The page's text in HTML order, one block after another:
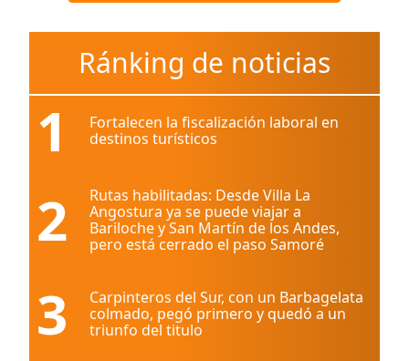
Ránking de noticias
1
Fortalecen la fiscalización laboral en
destinos turísticos
2
Rutas habilitadas: Desde Villa La
Angostura ya se puede viajar a
Bariloche y San Martín de los Andes,
pero está cerrado el paso Samoré
3
Carpinteros del Sur, con un Barbagelata
colmado, pegó primero y quedó a un
triunfo del titulo